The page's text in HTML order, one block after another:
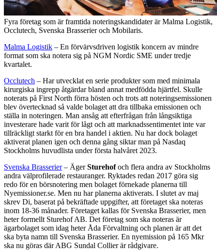
Fyra företag som är framtida noteringskandidater är Malma Logistik,
Occlutech, Svenska Brasserier och Mobilaris.
Malma Logistik – En förvärvsdriven logistik koncern av mindre
format som ska notera sig på NGM Nordic SME under tredje
kvartalet.
Occlutech – Har utvecklat en serie produkter som med minimala
kirurgiska ingrepp åtgärdar bland annat medfödda hjärtfel. Skulle
noterats på First North förra hösten och trots att noteringsemissionen
blev övertecknad så valde bolaget att dra tillbaka emissionen och
ställa in noteringen. Man ansåg att efterfrågan från långsiktiga
investerare hade varit för lågt och att marknadssentimentet inte var
tillräckligt starkt för en bra handel i aktien. Nu har dock bolaget
aktiverat planen igen och denna gång siktar man på Nasdaq
Stockholms huvudlista under första halvåret 2023.
Svenska Brasserier– ÄgerSturehofoch flera andra av Stockholms
andra välprofilerade restauranger. Ryktades redan 2017 göra sig
redo för en börsnotering men bolaget förnekade planerna till
Nyemissioner.se. Men nu har planerna aktiverats. I slutet av maj
skrev Di, baserat på bekräftade uppgifter, att företaget ska noteras
inom 18-36 månader. Företaget kallas för Svenska Brasserier, men
heter formellt Sturehof AB. Det företag som ska noteras är
ägarbolaget som idag heter Åda Förvaltning och planen är att det
ska byta namn till Svenska Brasserier. En nyemission på 165 Mkr
ska nu göras där ABG Sundal Collier är rådgivare.